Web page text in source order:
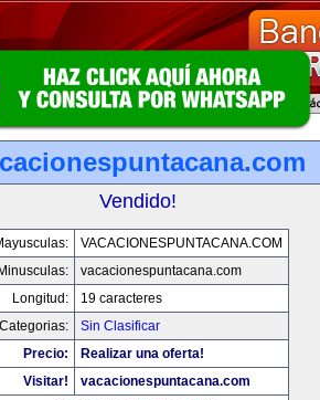
Vendido!
VACACIONESPUNTACANA.COM
Minusculas:
vacacionespuntacana.com
Longitud:
19 caracteres
Categorias:
Sin Clasificar
Precio:
Realizar una oferta!
Visitar!
vacacionespuntacana.com